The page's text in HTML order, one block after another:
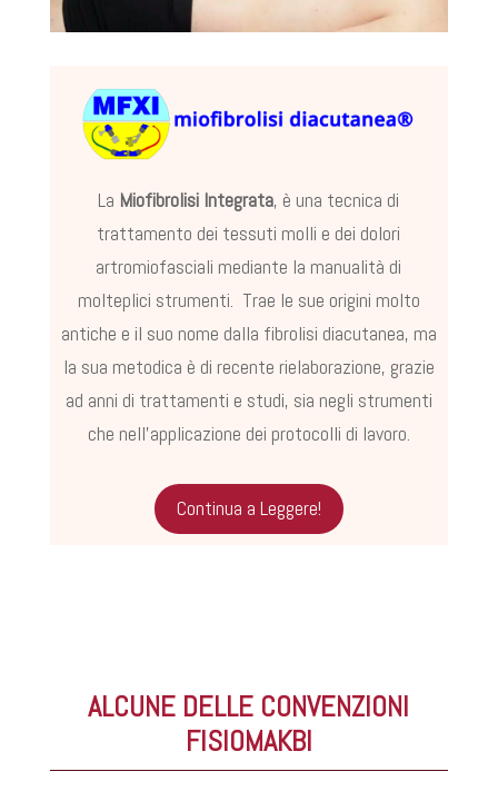
La Miofibrolisi Integrata, è una tecnica di
trattamento dei tessuti molli e dei dolori
artromiofasciali mediante la manualità di
molteplici strumenti. Trae le sue origini molto
antiche e il suo nome dalla fibrolisi diacutanea, ma
la sua metodica è di recente rielaborazione, grazie
ad anni di trattamenti e studi, sia negli strumenti
che nell’applicazione dei protocolli di lavoro.
Continua a Leggere!
ALCUNE DELLE CONVENZIONI
FISIOMAKBI